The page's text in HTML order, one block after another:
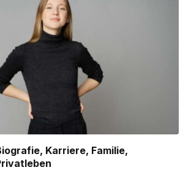
Karriere, Familie,